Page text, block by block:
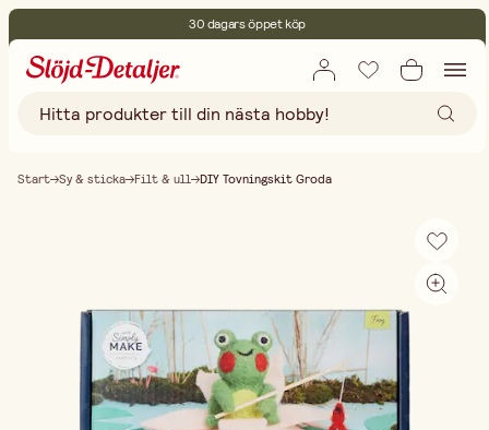
30 dagars öppet köp
Fri frakt vid köp över 499:-
Start Sy & sticka Filt & ull DIY Tovningskit Groda